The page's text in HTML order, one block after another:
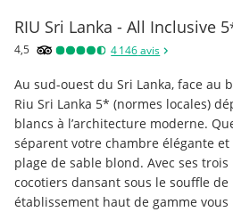
RIU Sri Lanka - All Inclusive 5
4,5 4 146avis
Au sud-ouest du Sri Lanka, face au
Riu Sri Lanka 5* (normes locales)
blancs à l’architecture moderne.
séparent votre chambre élégante et
plage de sable blond. Avec ses
cocotiers dansant sous le souffle de
établissement haut de gamme